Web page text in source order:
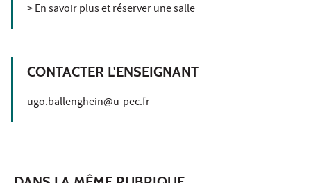
> En savoir plus et réserver une salle
CONTACTER L'ENSEIGNANT
ugo.ballenghein@u-pec.fr